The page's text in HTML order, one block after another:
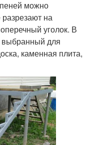
можно
на
уголок. В
выбранный для
каменная плита,